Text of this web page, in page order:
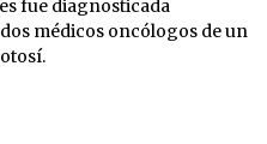
fue diagnosticada
médicos oncólogos de un